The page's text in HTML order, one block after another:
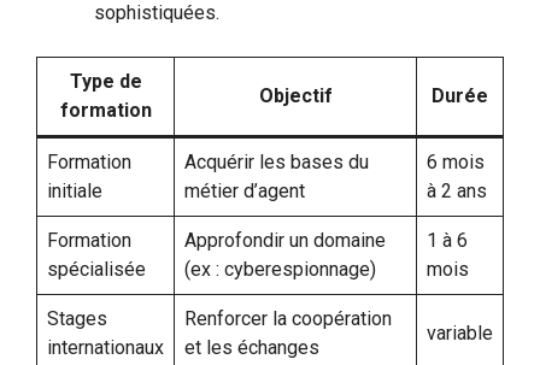
sophistiquées.
Type de
formation
Objectif Durée
Formation
initiale
Acquérir les bases du
métier d’agent
6 mois
à 2 ans
Formation
spécialisée
Approfondir un domaine
(ex : cyberespionnage)
1 à 6
mois
Stages
internationaux
Renforcer la coopération
et les échanges
variable